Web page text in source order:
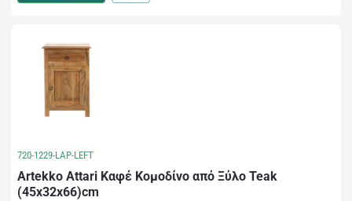
720-1229-LAP-LEFT
Artekko Attari Καφέ Κομοδίνο από Ξύλο Teak
(45x32x66)cm